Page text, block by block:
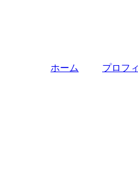
ホーム プロフ